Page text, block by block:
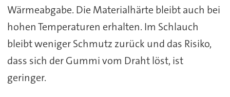
Wärmeabgabe. Die Materialhärte bleibt auch bei
hohen Temperaturen erhalten. Im Schlauch
bleibt weniger Schmutz zurück und das Risiko,
dass sich der Gummi vom Draht löst, ist
geringer.